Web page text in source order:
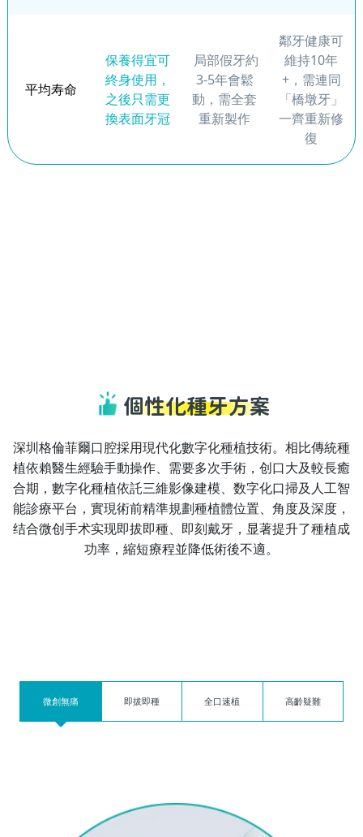
平均寿命
保養得宜可
終身使用，
之後只需更
換表面牙冠
局部假牙約
3-5年會鬆
動，需全套
重新製作
鄰牙健康可
維持10年
+，需連同
「橋墩牙」
一齊重新修
復
個性化種牙方案
深圳格倫菲爾口腔採用現代化數字化種植技術。相比傳統種
植依賴醫生經驗手動操作、需要多次手術，创口大及較長癒
合期，數字化種植依託三維影像建模、数字化口掃及人工智
能診療平台，實現術前精準規劃種植體位置、角度及深度，
结合微创手术实现即拔即種、即刻戴牙，显著提升了種植成
功率，縮短療程並降低術後不適。
微創無痛 即拔即種 全口速植 高齡疑難